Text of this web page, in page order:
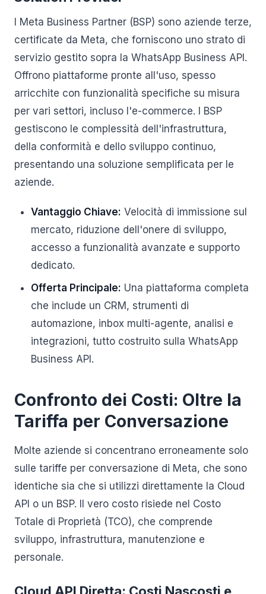
I Meta Business Partner (BSP) sono aziende terze,
certificate da Meta, che forniscono uno strato di
servizio gestito sopra la WhatsApp Business API.
Offrono piattaforme pronte all'uso, spesso
arricchite con funzionalità specifiche su misura
per vari settori, incluso l'e-commerce. I BSP
gestiscono le complessità dell'infrastruttura,
della conformità e dello sviluppo continuo,
presentando una soluzione semplificata per le
aziende.
Vantaggio Chiave: Velocità di immissione sul
mercato, riduzione dell'onere di sviluppo,
accesso a funzionalità avanzate e supporto
dedicato.
Offerta Principale: Una piattaforma completa
che include un CRM, strumenti di
automazione, inbox multi-agente, analisi e
integrazioni, tutto costruito sulla WhatsApp
Business API.
Confronto dei Costi: Oltre la
Tariffa per Conversazione
Molte aziende si concentrano erroneamente solo
sulle tariffe per conversazione di Meta, che sono
identiche sia che si utilizzi direttamente la Cloud
API o un BSP. Il vero costo risiede nel Costo
Totale di Proprietà (TCO), che comprende
sviluppo, infrastruttura, manutenzione e
personale.